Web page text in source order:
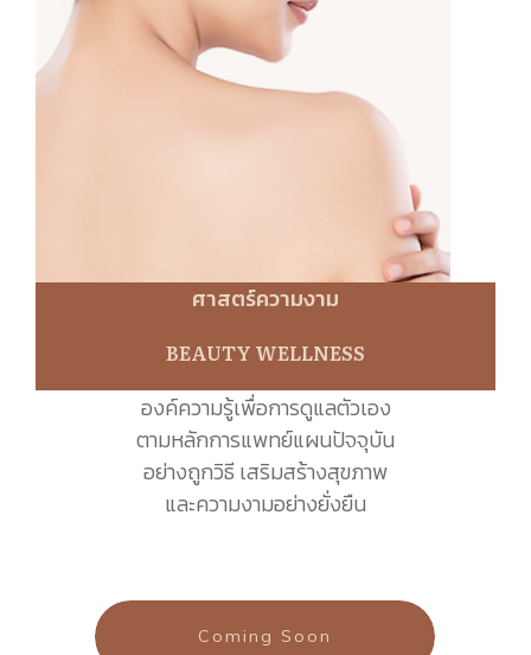
ศาสตร์ความงาม
BEAUTY WELLNESS
องค์ความรู้เพื่อการดูแลตัวเอง
ตามหลักการแพทย์แผนปัจจุบัน
อย่างถูกวิธี เสริมสร้างสุขภาพ
และความงามอย่างยั่งยืน
Coming Soon